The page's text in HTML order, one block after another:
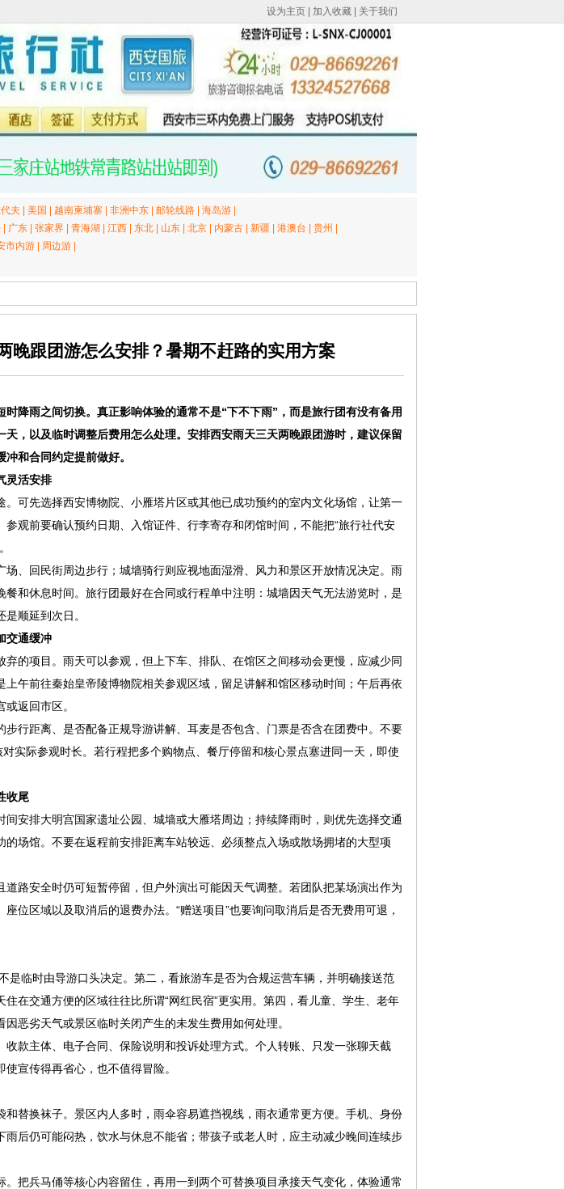
设为主页 加入收藏 关于我们
夫 美国 越南柬埔寨 非洲中东 邮轮线路 海岛游
广东 张家界 青海湖 江西 东北 山东 北京 内蒙古 新疆 港澳台 贵州
市内游 周边游
晚跟团游怎么安排？暑期不赶路的实用方案
降雨之间切换。真正影响体验的通常不是“下不下雨”，而是旅行团有没有备用
天，以及临时调整后费用怎么处理。安排西安雨天三天两晚跟团游时，建议保留
和合同约定提前做好。
灵活安排
。可先选择西安博物院、小雁塔片区或其他已成功预约的室内文化场馆，让第一
参观前要确认预约日期、入馆证件、行李寄存和闭馆时间，不能把“旅行社代安
场、回民街周边步行；城墙骑行则应视地面湿滑、风力和景区开放情况决定。雨
和休息时间。旅行团最好在合同或行程单中注明：城墙因天气无法游览时，是
顺延到次日。
交通缓冲
的项目。雨天可以参观，但上下车、排队、在馆区之间移动会更慢，应减少同
上午前往秦始皇帝陵博物院相关参观区域，留足讲解和馆区移动时间；午后再依
返回市区。
步行距离、是否配备正规导游讲解、耳麦是否包含、门票是否含在团费中。不要
对实际参观时长。若行程把多个购物点、餐厅停留和核心景点塞进同一天，即使
收尾
安排大明宫国家遗址公园、城墙或大雁塔周边；持续降雨时，则优先选择交通
场馆。不要在返程前安排距离车站较远、必须整点入场或散场拥堵的大型项
道路安全时仍可短暂停留，但户外演出可能因天气调整。若团队把某场演出作为
位区域以及取消后的退费办法。“赠送项目”也要询问取消后是否无费用可退，
是临时由导游口头决定。第二，看旅游车是否为合规运营车辆，并明确接送范
在交通方便的区域往往比所谓“网红民宿”更实用。第四，看儿童、学生、老年
恶劣天气或景区临时关闭产生的未发生费用如何处理。
收款主体、电子合同、保险说明和投诉处理方式。个人转账、只发一张聊天截
宣传得再省心，也不值得冒险。
和替换袜子。景区内人多时，雨伞容易遮挡视线，雨衣通常更方便。手机、身份
雨后仍可能闷热，饮水与休息不能省；带孩子或老人时，应主动减少晚间连续步
。把兵马俑等核心内容留住，再用一到两个可替换项目承接天气变化，体验通常